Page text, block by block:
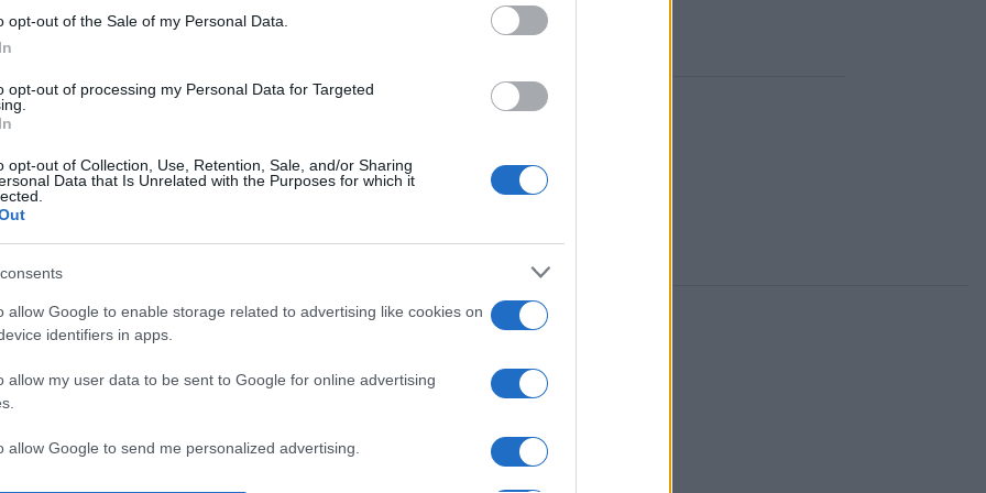
opt-out of the Sale of my Personal Data.
opt-out of processing my Personal Data for Targeted
opt-out of Collection, Use, Retention, Sale, and/or Sharing
Data that Is Unrelated with the Purposes for which it
allow Google to enable storage related to advertising like cookies on
identifiers in apps.
allow my user data to be sent to Google for online advertising
allow Google to send me personalized advertising.
amelyek
forgatják az időt
a malom az unalom
A kalandvágy nem, csak a
az elmúlt száz évben